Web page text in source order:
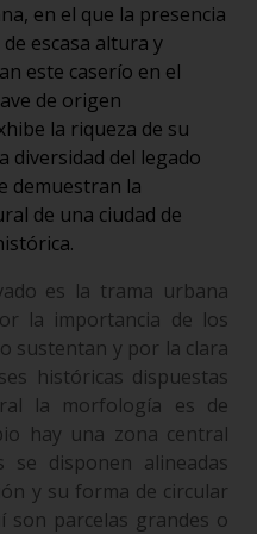
en el que la presencia
escasa altura y
este caserío en el
de origen
la riqueza de su
diversidad del legado
demuestran la
de una ciudad de
es la trama urbana
la importancia de los
sustentan y por la clara
históricas dispuestas
la morfología es de
hay una zona central
se disponen alineadas
y su forma de circular
son parcelas grandes o